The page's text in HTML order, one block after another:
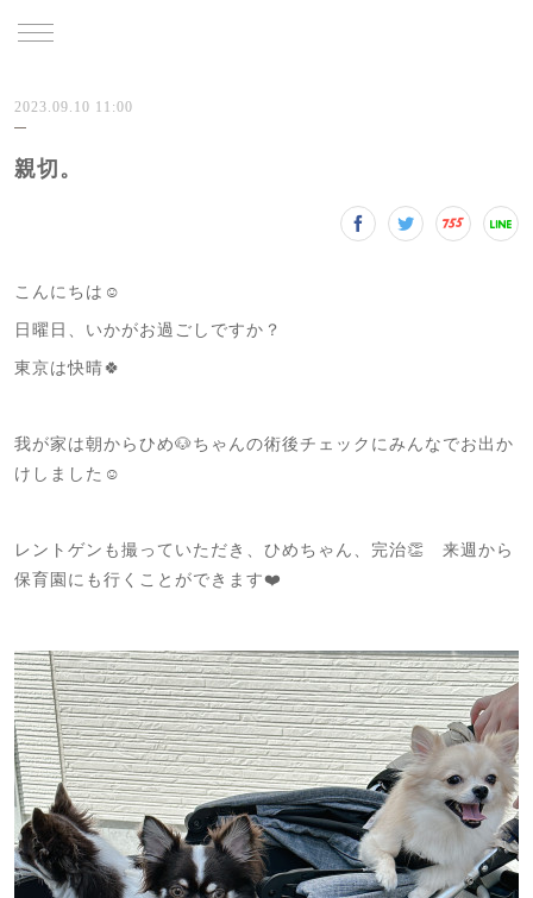
2023.09.10 11:00
親切。
こんにちは☺️
日曜日、いかがお過ごしですか？
東京は快晴🍀
我が家は朝からひめ🐶ちゃんの術後チェックにみんなでお出か
けしました☺️
レントゲンも撮っていただき、ひめちゃん、完治👏 来週から
保育園にも行くことができます❤️